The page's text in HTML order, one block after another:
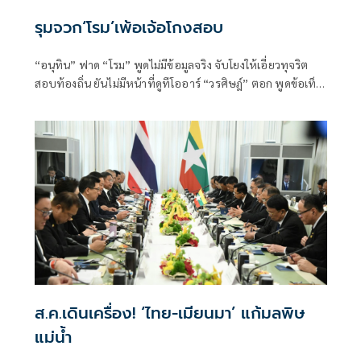
รุมจวก‘โรม’เพ้อเจ้อโกงสอบ
“อนุทิน” ฟาด “โรม” พูดไม่มีข้อมูลจริง จับโยงให้เอี่ยวทุจริต
สอบท้องถิ่น ยันไม่มีหน้าที่ดูทีโออาร์ “วรศิษฎ์” ตอก พูดข้อเท็จ
ส.ค.เดินเครื่อง! ‘ไทย-เมียนมา’ แก้มลพิษ
แม่นํ้า